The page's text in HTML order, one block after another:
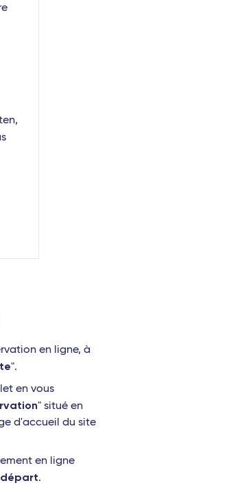
en ligne, à
".
en vous
" situé en
d'accueil du site
en ligne
.